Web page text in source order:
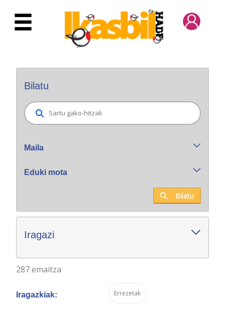
Eduki nagusira joan
Bilatu
Maila
Eduki mota
Bilatu
Iragazi
287 emaitza
Iragazkiak: Errezetak